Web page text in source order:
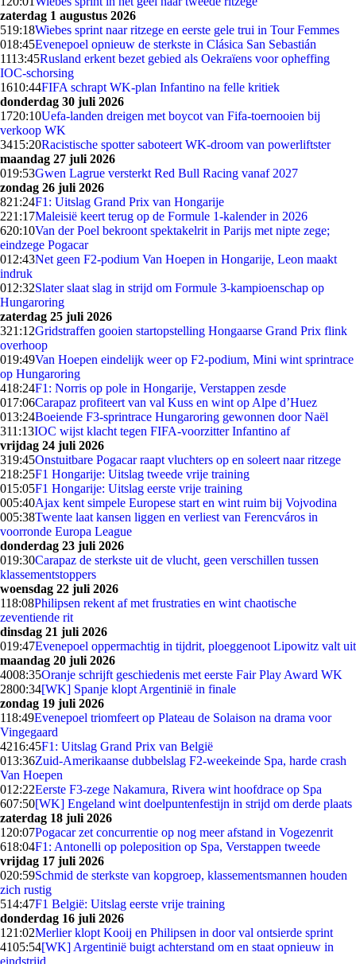
zaterdag 1 augustus 2026
519:18Wiebes sprint naar ritzege en eerste gele trui in Tour Femmes
018:45Evenepoel opnieuw de sterkste in Clásica San Sebastián
1113:45Rusland erkent bezet gebied als Oekraïens voor opheffing
IOC-schorsing
1610:44FIFA schrapt WK-plan Infantino na felle kritiek
donderdag 30 juli 2026
1720:10Uefa-landen dreigen met boycot van Fifa-toernooien bij
verkoop WK
3415:20Racistische spotter saboteert WK-droom van powerliftster
maandag 27 juli 2026
019:53Gwen Lagrue versterkt Red Bull Racing vanaf 2027
zondag 26 juli 2026
821:24F1: Uitslag Grand Prix van Hongarije
221:17Maleisië keert terug op de Formule 1-kalender in 2026
620:10Van der Poel bekroont spektakelrit in Parijs met nipte zege;
eindzege Pogacar
012:43Net geen F2-podium Van Hoepen in Hongarije, Leon maakt
indruk
012:32Slater slaat slag in strijd om Formule 3-kampioenschap op
Hungaroring
zaterdag 25 juli 2026
321:12Gridstraffen gooien startopstelling Hongaarse Grand Prix flink
overhoop
019:49Van Hoepen eindelijk weer op F2-podium, Mini wint sprintrace
op Hungaroring
418:24F1: Norris op pole in Hongarije, Verstappen zesde
017:06Carapaz profiteert van val Kuss en wint op Alpe d’Huez
013:24Boeiende F3-sprintrace Hungaroring gewonnen door Naël
311:13IOC wijst klacht tegen FIFA-voorzitter Infantino af
vrijdag 24 juli 2026
319:45Onstuitbare Pogacar raapt vluchters op en soleert naar ritzege
218:25F1 Hongarije: Uitslag tweede vrije training
015:05F1 Hongarije: Uitslag eerste vrije training
005:40Ajax kent simpele Europese start en wint ruim bij Vojvodina
005:38Twente laat kansen liggen en verliest van Ferencváros in
voorronde Europa League
donderdag 23 juli 2026
019:30Carapaz de sterkste uit de vlucht, geen verschillen tussen
klassementstoppers
woensdag 22 juli 2026
118:08Philipsen rekent af met frustraties en wint chaotische
zeventiende rit
dinsdag 21 juli 2026
019:47Evenepoel oppermachtig in tijdrit, ploeggenoot Lipowitz valt uit
maandag 20 juli 2026
4008:35Oranje schrijft geschiedenis met eerste Fair Play Award WK
2800:34[WK] Spanje klopt Argentinië in finale
zondag 19 juli 2026
118:49Evenepoel triomfeert op Plateau de Solaison na drama voor
Vingegaard
4216:45F1: Uitslag Grand Prix van België
013:36Zuid-Amerikaanse dubbelslag F2-weekeinde Spa, harde crash
Van Hoepen
012:22Eerste F3-zege Nakamura, Rivera wint hoofdrace op Spa
607:50[WK] Engeland wint doelpuntenfestijn in strijd om derde plaats
zaterdag 18 juli 2026
1 20:07Pogacar zet concurrentie op nog meer afstand in Vogezenrit
618:04F1: Antonelli op poleposition op Spa, Verstappen tweede
vrijdag 17 juli 2026
020:59Schmid de sterkste van kopgroep, klassementsmannen houden
zich rustig
514:47F1 België: Uitslag eerste vrije training
donderdag 16 juli 2026
1 21:02Merlier klopt Kooij en Philipsen in door val ontsierde sprint
4105:54[WK] Argentinië buigt achterstand om en staat opnieuw in
eindstrijd